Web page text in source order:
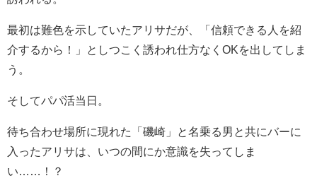
最初は難色を示していたアリサだが、「信頼できる人を紹
介するから！」としつこく誘われ仕方なくOKを出してしま
う。
そしてパパ活当日。
待ち合わせ場所に現れた「磯崎」と名乗る男と共にバーに
入ったアリサは、いつの間にか意識を失ってしま
い……！？